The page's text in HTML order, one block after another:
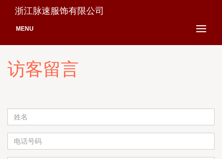
浙江脉速服饰有限公司
MENU
访客留言